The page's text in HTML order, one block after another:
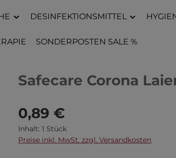
DESINFEKTIONSMITTEL
SONDERPOSTEN SALE %
Safecare Corona
0,89 €
Inhalt:1 Stück
Preise inkl. MwSt. zzgl. Versandkosten